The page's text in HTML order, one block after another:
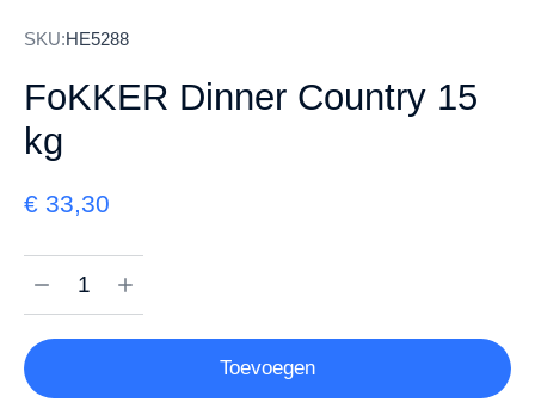
SKU:HE5288
FoKKER Dinner Country 15
kg
€ 33,30
Toevoegen